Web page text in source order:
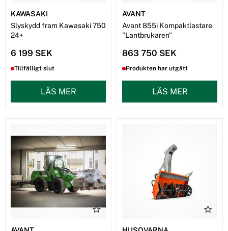
KAWASAKI
Slyskydd fram Kawasaki 750
24+
6 199 SEK
Tillfälligt slut
LÄS MER
AVANT
Avant 855i Kompaktlastare
"Lantbrukaren"
863 750 SEK
Produkten har utgått
LÄS MER